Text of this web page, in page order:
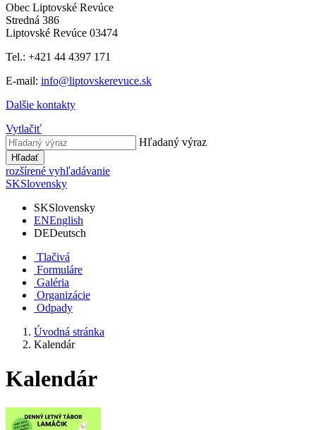
Obec Liptovské Revúce
Stredná 386
Liptovské Revúce 03474
Tel.: +421 44 4397 171
E-mail: info@liptovskerevuce.sk
Dalšie kontakty
Vytlačiť
Hľadaný výraz
Hľadať
rozšírené vyhľadávanie
SKSlovensky
SKSlovensky
ENEnglish
DEDeutsch
Tlačivá
Formuláre
Galéria
Organizácie
Odpady
Úvodná stránka
Kalendár
Kalendár